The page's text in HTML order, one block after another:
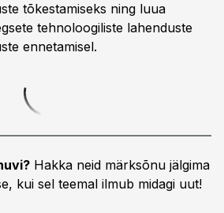
tõkestamiseks ning luua
tehnoloogiliste lahenduste
ennetamisel.
Hakka neid märksõnu jälgima
kui sel teemal ilmub midagi uut!